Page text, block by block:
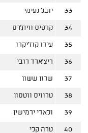
33 יובל נעימי
34 קרטיס ווית'רס
35 עידו קוז'יקרו
36 ריצ'ארד רובי
37 שרון ששון
38 טרוויס ווטסון
39 ולאדי ירמישין
40 טרה קלי